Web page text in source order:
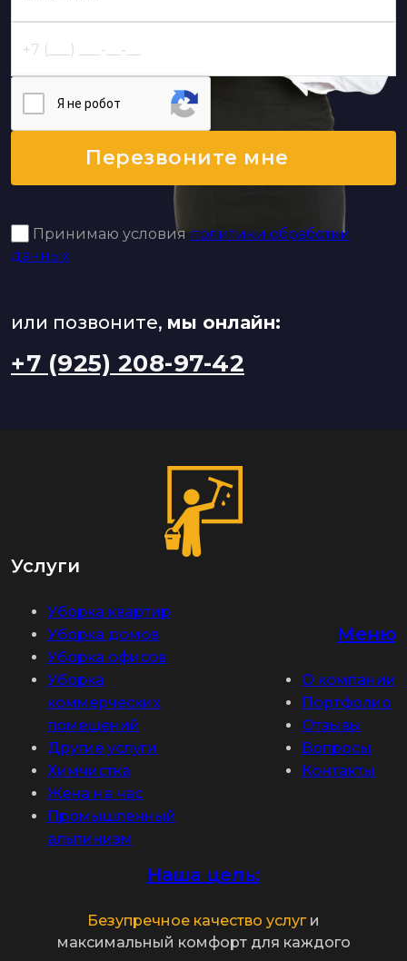
Я нe poбoт
Перезвоните мне
Принимаю условия политики обработки
данных
или позвоните, мы онлайн:
+7 (925) 208-97-42
Услуги
Уборка квартир
Уборка домов
Уборка офисов
Уборка
коммерческих
помещений
Другие услуги
Химчистка
Жена на час
Промышленный
альпинизм
Меню
О компании
Портфолио
Отзывы
Вопросы
Контакты
Наша цель:
Безупречное качество услуг и
максимальный комфорт для каждого